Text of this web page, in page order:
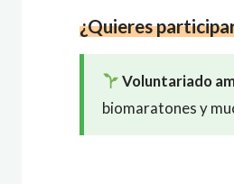
¿Quieres
Voluntariado
biomaratones y